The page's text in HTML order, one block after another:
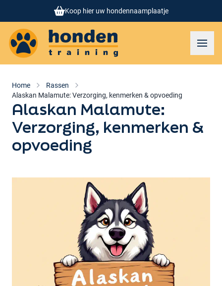
Koop hier uw hondennaamplaatje
Honden training
Home
Rassen
Alaskan Malamute: Verzorging, kenmerken & opvoeding
Alaskan Malamute:
Verzorging, kenmerken &
opvoeding